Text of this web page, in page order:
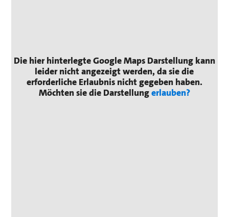
Die hier hinterlegte Google Maps Darstellung kann
leider nicht angezeigt werden, da sie die
erforderliche Erlaubnis nicht gegeben haben.
Möchten sie die Darstellungerlauben?